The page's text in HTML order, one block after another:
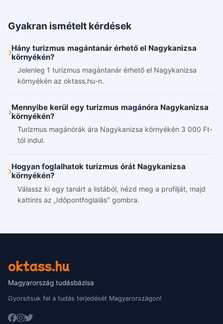
Gyakran ismételt kérdések
Hány turizmus magántanár érhető el Nagykanizsa
környékén?
Jelenleg 1 turizmus magántanár érhető el Nagykanizsa
környékén az oktass.hu-n.
Mennyibe kerül egy turizmus magánóra Nagykanizsa
környékén?
Turizmus magánórák ára Nagykanizsa környékén 3 000 Ft-
tól indul.
Hogyan foglalhatok turizmus órát Nagykanizsa
környékén?
Válassz ki egy tanárt a listából, nézd meg a profilját, majd
kattints az „Időpontfoglalás" gombra.
oktass.hu
Magyarország tudásbázisa
Gyorsítsuk fel a tudás terjedését Magyarországon!